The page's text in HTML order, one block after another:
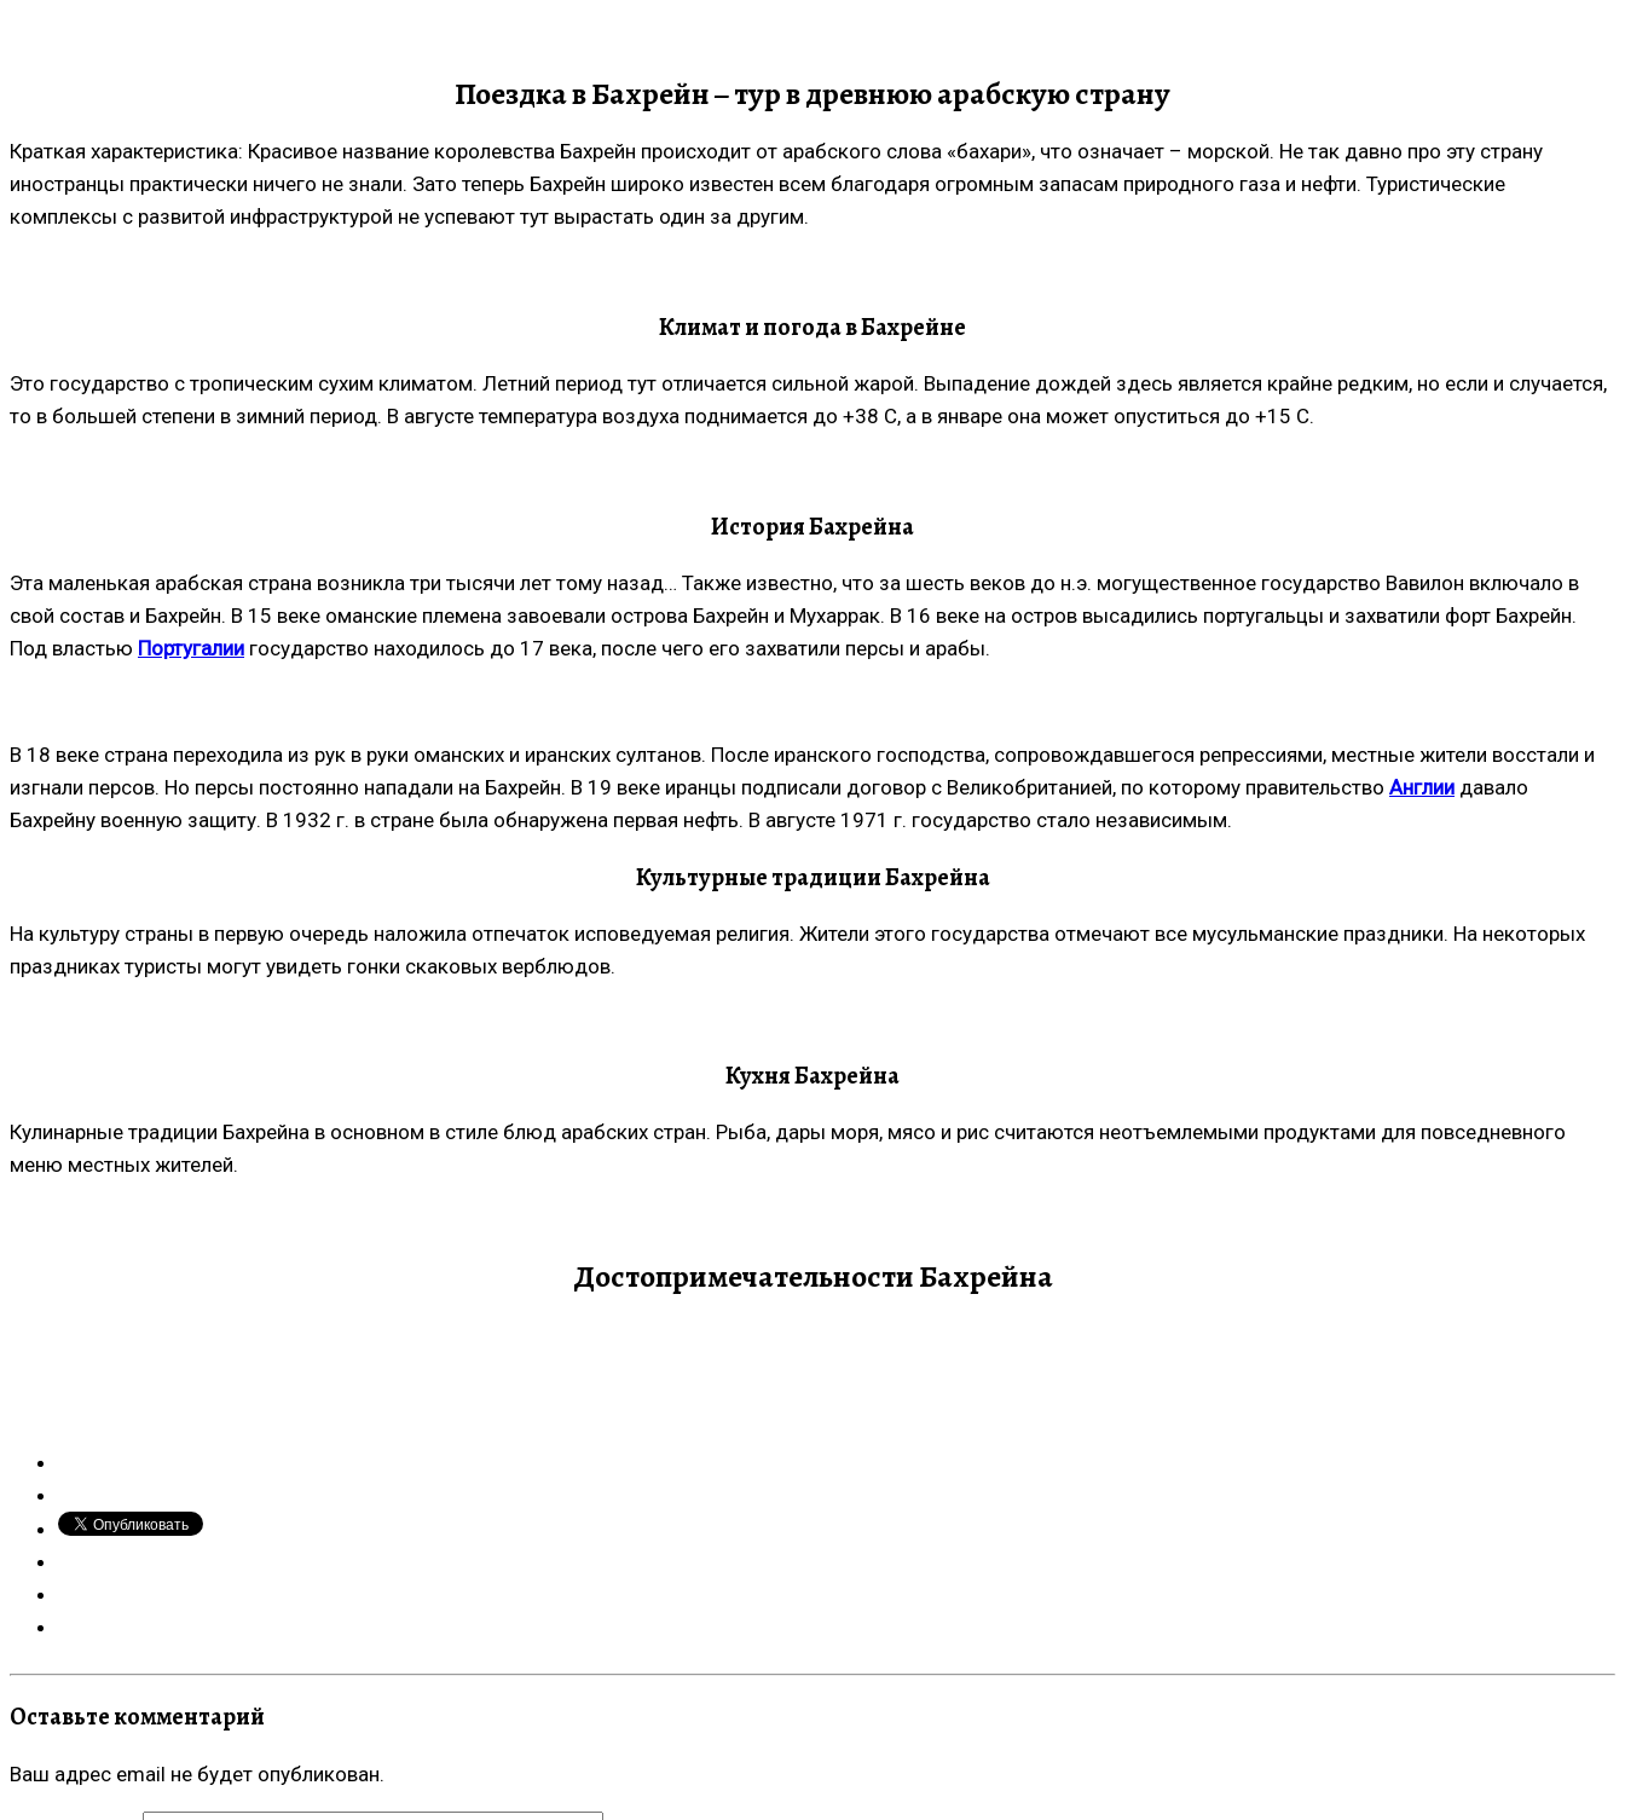
Поездка в Бахрейн – тур в древнюю арабскую страну
Краткая характеристика: Красивое название королевства Бахрейн происходит от арабского слова «бахари», что означает – морской. Не так давно про эту страну
иностранцы практически ничего не знали. Зато теперь Бахрейн широко известен всем благодаря огромным запасам природного газа и нефти. Туристические
комплексы с развитой инфраструктурой не успевают тут вырастать один за другим.
Климат и погода в Бахрейне
Это государство с тропическим сухим климатом. Летний период тут отличается сильной жарой. Выпадение дождей здесь является крайне редким, но если и случается,
то в большей степени в зимний период. В августе температура воздуха поднимается до +38 С, а в январе она может опуститься до +15 С.
История Бахрейна
Эта маленькая арабская страна возникла три тысячи лет тому назад… Также известно, что за шесть веков до н.э. могущественное государство Вавилон включало в
свой состав и Бахрейн. В 15 веке оманские племена завоевали острова Бахрейн и Мухаррак. В 16 веке на остров высадились португальцы и захватили форт Бахрейн.
Под властью Португалии государство находилось до 17 века, после чего его захватили персы и арабы.
В 18 веке страна переходила из рук в руки оманских и иранских султанов. После иранского господства, сопровождавшегося репрессиями, местные жители восстали и
изгнали персов. Но персы постоянно нападали на Бахрейн. В 19 веке иранцы подписали договор с Великобританией, по которому правительство Англии давало
Бахрейну военную защиту. В 1932 г. в стране была обнаружена первая нефть. В августе 1971 г. государство стало независимым.
Культурные традиции Бахрейна
На культуру страны в первую очередь наложила отпечаток исповедуемая религия. Жители этого государства отмечают все мусульманские праздники. На некоторых
праздниках туристы могут увидеть гонки скаковых верблюдов.
Кухня Бахрейна
Кулинарные традиции Бахрейна в основном в стиле блюд арабских стран. Рыба, дары моря, мясо и рис считаются неотъемлемыми продуктами для повседневного
меню местных жителей.
Достопримечательности Бахрейна
Оставьте комментарий
Ваш адрес email не будет опубликован.